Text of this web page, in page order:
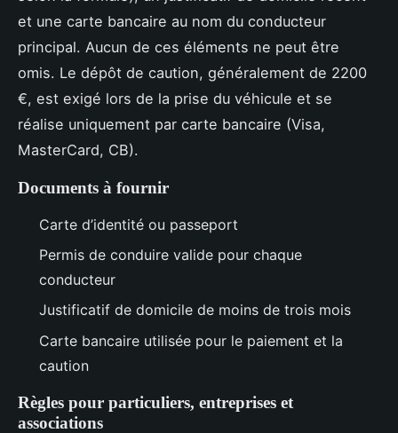
et une carte bancaire au nom du conducteur
principal. Aucun de ces éléments ne peut être
omis. Le dépôt de caution, généralement de 2200
€, est exigé lors de la prise du véhicule et se
réalise uniquement par carte bancaire (Visa,
MasterCard, CB).
Documents à fournir
Carte d’identité ou passeport
Permis de conduire valide pour chaque
conducteur
Justificatif de domicile de moins de trois mois
Carte bancaire utilisée pour le paiement et la
caution
Règles pour particuliers, entreprises et
associations